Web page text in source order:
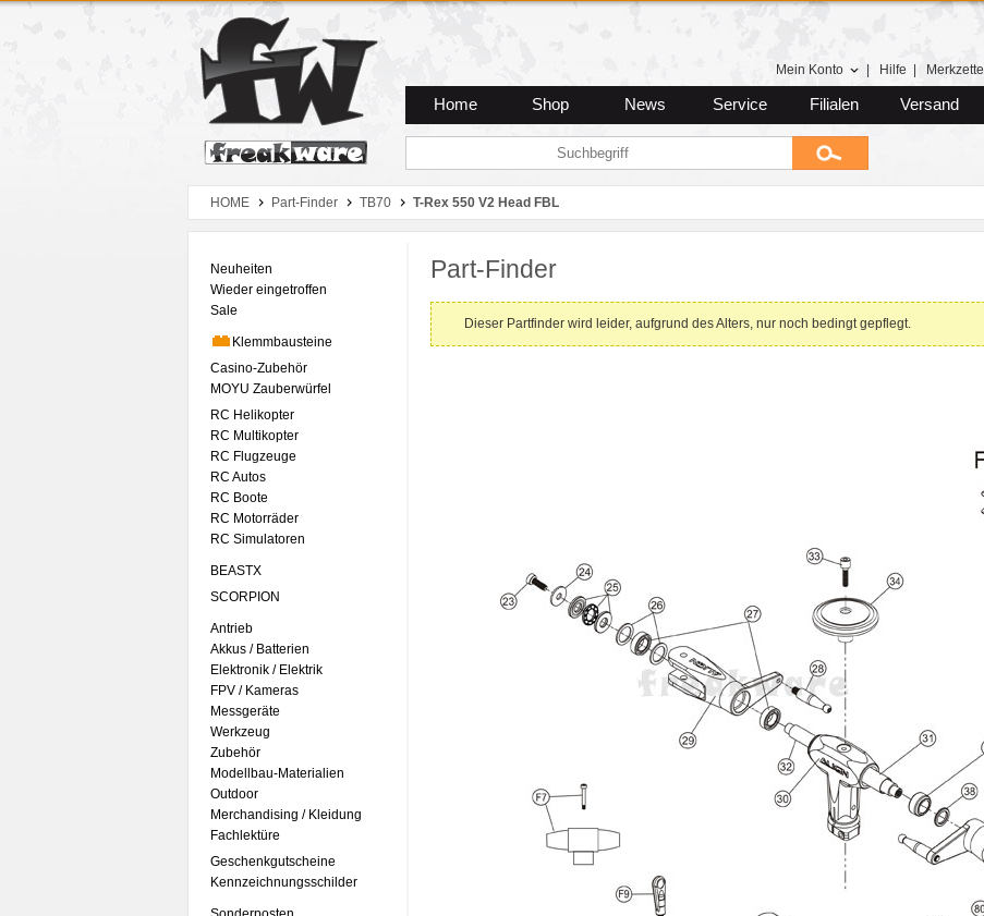
Zum Hauptmenue
Zum Seiteninhalt
Zum Warenkob
Mein Konto Hilfe Merkzettel
Home Shop News Service Filialen Versand
HOME Part-Finder TB70 T-Rex 550 V2 Head FBL
Neuheiten
Wieder eingetroffen
Sale
Klemmbausteine
Casino-Zubehör
MOYU Zauberwürfel
RC Helikopter
RC Multikopter
RC Flugzeuge
RC Autos
RC Boote
RC Motorräder
RC Simulatoren
BEASTX
SCORPION
Antrieb
Akkus / Batterien
Elektronik / Elektrik
FPV / Kameras
Messgeräte
Werkzeug
Zubehör
Modellbau-Materialien
Outdoor
Merchandising / Kleidung
Fachlektüre
Geschenkgutscheine
Kennzeichnungsschilder
Part-Finder
Dieser Partfinder wird leider, aufgrund des Alters, nur noch bedingt gepflegt.